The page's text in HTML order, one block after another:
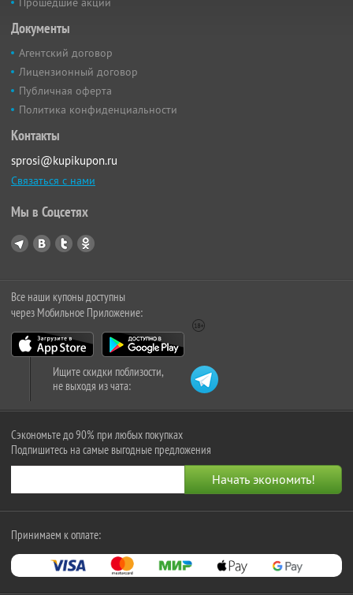
Документы
Агентский договор
Лицензионный договор
Публичная оферта
Политика конфиденциальности
Контакты
sprosi@kupikupon.ru
Связаться с нами
Мы в Соцсетях
Все наши купоны доступны
через Мобильное Приложение:
Ищите скидки поблизости,
не выходя из чата:
Сэкономьте до 90% при любых покупках
Подпишитесь на самые выгодные предложения
Принимаем к оплате: